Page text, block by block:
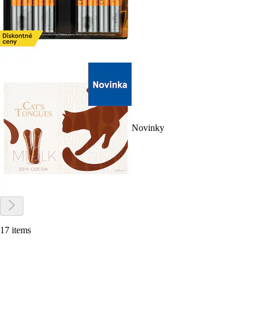
Novinky
17 items